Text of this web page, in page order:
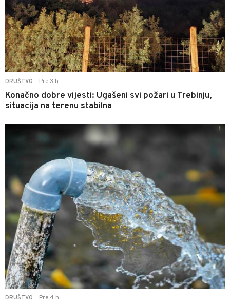
DRUŠTVO Pre 3 h
Konačno dobre vijesti: Ugašeni svi požari u Trebinju,
situacija na terenu stabilna
DRUŠTVO Pre 4 h
1